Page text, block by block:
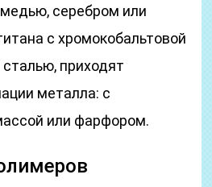
серебром или
с хромокобальтовой
приходят
металла: с
или фарфором.